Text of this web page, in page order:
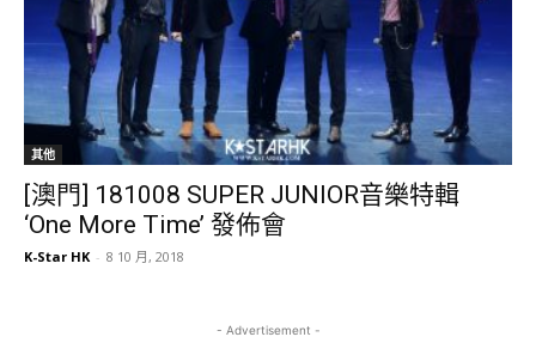
其他
[澳門] 181008 SUPER JUNIOR音樂特輯
‘One More Time’ 發佈會
K-Star HK - 8 10 月, 2018
- Advertisement -